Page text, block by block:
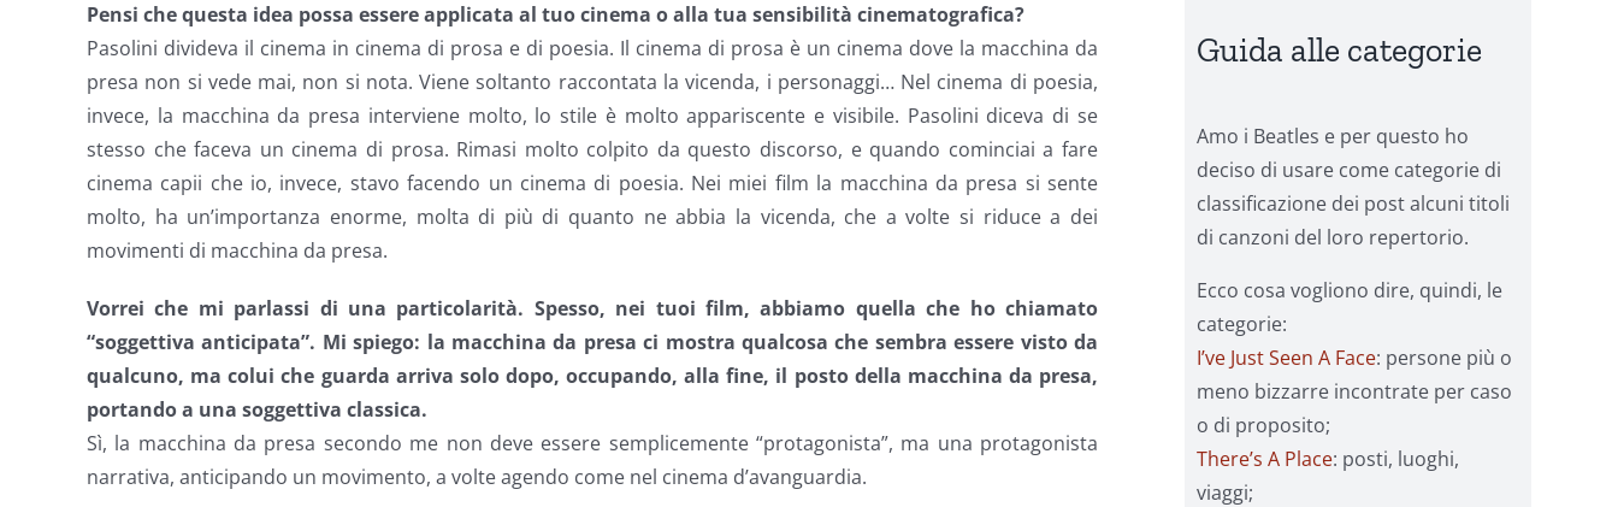
Pensi che questa idea possa essere applicata al tuo cinema o alla tua sensibilità cinematografica?
Pasolini divideva il cinema in cinema di prosa e di poesia. Il cinema di prosa è un cinema dove la macchina da
presa non si vede mai, non si nota. Viene soltanto raccontata la vicenda, i personaggi… Nel cinema di poesia,
invece, la macchina da presa interviene molto, lo stile è molto appariscente e visibile. Pasolini diceva di se
stesso che faceva un cinema di prosa. Rimasi molto colpito da questo discorso, e quando cominciai a fare
cinema capii che io, invece, stavo facendo un cinema di poesia. Nei miei film la macchina da presa si sente
molto, ha un’importanza enorme, molta di più di quanto ne abbia la vicenda, che a volte si riduce a dei
movimenti di macchina da presa.
Vorrei che mi parlassi di una particolarità. Spesso, nei tuoi film, abbiamo quella che ho chiamato
“soggettiva anticipata”. Mi spiego: la macchina da presa ci mostra qualcosa che sembra essere visto da
qualcuno, ma colui che guarda arriva solo dopo, occupando, alla fine, il posto della macchina da presa,
portando a una soggettiva classica.
Sì, la macchina da presa secondo me non deve essere semplicemente “protagonista”, ma una protagonista
narrativa, anticipando un movimento, a volte agendo come nel cinema d’avanguardia.
Guida alle categorie
Amo i Beatles e per questo ho
deciso di usare come categorie di
classificazione dei post alcuni titoli
di canzoni del loro repertorio.
Ecco cosa vogliono dire, quindi, le
categorie:
I’ve Just Seen A Face: persone più o
meno bizzarre incontrate per caso
o di proposito;
There’s A Place: posti, luoghi,
viaggi;